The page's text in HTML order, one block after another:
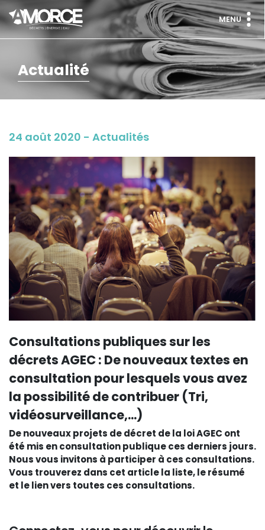
MENU
Actualité
24 août 2020 - Actualités
Consultations publiques sur les
décrets AGEC : De nouveaux textes en
consultation pour lesquels vous avez
la possibilité de contribuer (Tri,
vidéosurveillance,...)
De nouveaux projets de décret de la loi AGEC ont
été mis en consultation publique ces derniers jours.
Nous vous invitons à participer à ces consultations.
Vous trouverez dans cet article la liste, le résumé
et le lien vers toutes ces consultations.